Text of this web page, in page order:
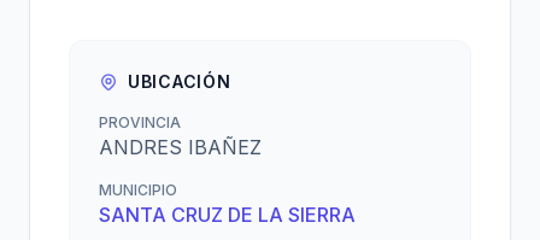
UBICACIÓN
PROVINCIA
ANDRES IBAÑEZ
MUNICIPIO
SANTA CRUZ DE LA SIERRA